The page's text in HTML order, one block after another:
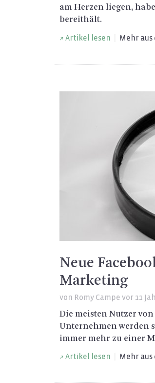
am Her­zen lie­gen,
be­reit­hält.
Ar­ti­kel lesen Mehr
Neue
Marketing
von Romy Campe vor 11
Die meis­ten Nut­zer
Un­ter­neh­men wer­den
immer mehr zu einer
Ar­ti­kel lesen Mehr